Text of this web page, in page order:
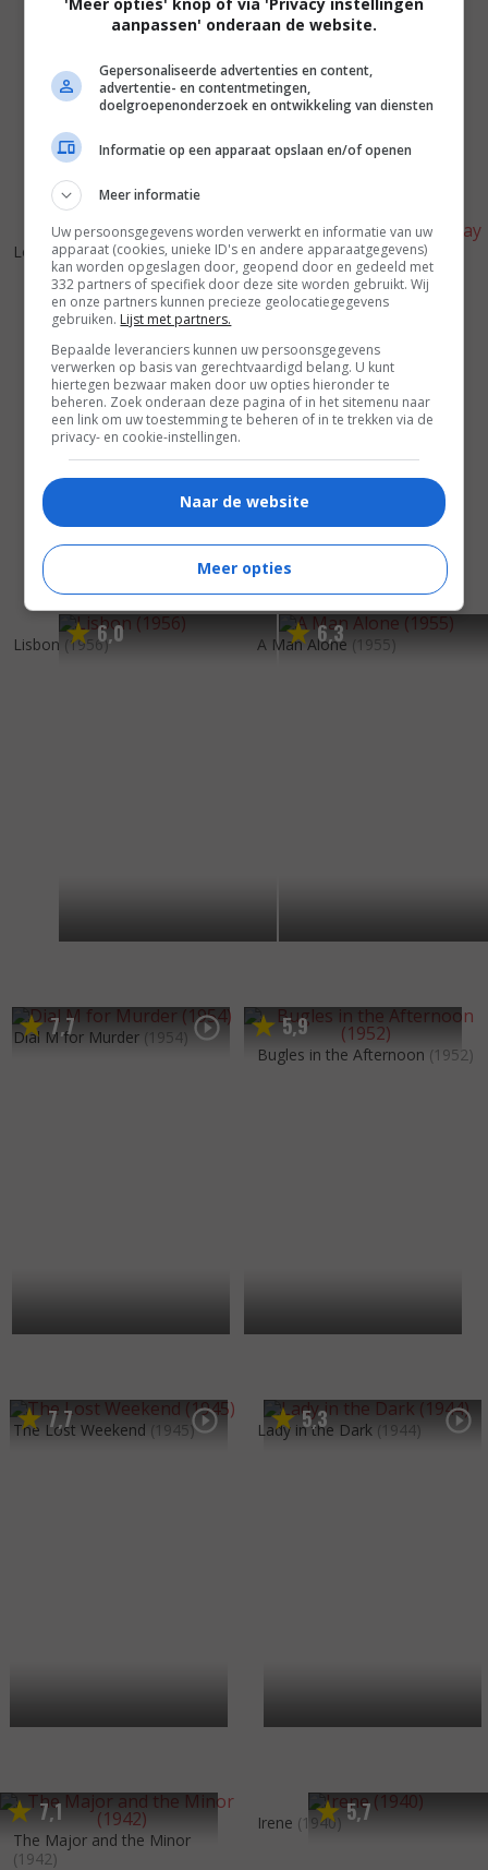
6,7
Love Story (1970) 6,4
X: The Man with the X-Ray
Eyes (1963)
6,0
Lisbon (1956) 6,3
A Man Alone (1955)
7,7
Dial M for Murder (1954) 5,9
Bugles in the Afternoon (1952)
7,7
The Lost Weekend (1945) 5,3
Lady in the Dark (1944)
7,1
The Major and the Minor
(1942)
5,7
Irene (1940)
aanpassen' onderaan de website.
Gepersonaliseerde advertenties en content,
advertentie- en contentmetingen,
doelgroepenonderzoek en ontwikkeling van diensten
Informatie op een apparaat opslaan en/of openen
Meer informatie
Uw persoonsgegevens worden verwerkt en informatie van uw
apparaat (cookies, unieke ID's en andere apparaatgegevens)
kan worden opgeslagen door, geopend door en gedeeld met
332 partners of specifiek door deze site worden gebruikt. Wij
en onze partners kunnen precieze geolocatiegegevens
gebruiken. Lijst met partners.
Bepaalde leveranciers kunnen uw persoonsgegevens
verwerken op basis van gerechtvaardigd belang. U kunt
hiertegen bezwaar maken door uw opties hieronder te
beheren. Zoek onderaan deze pagina of in het sitemenu naar
een link om uw toestemming te beheren of in te trekken via de
privacy- en cookie-instellingen.
Naar de website
Meer opties